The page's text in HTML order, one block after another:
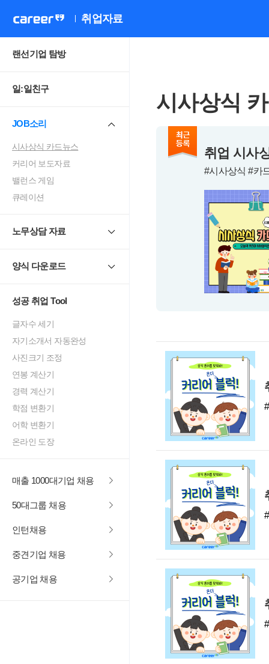
취업자료
랜선기업 탐방
일:일친구
JOB소리
시사상식 카드뉴스
커리어 보도자료
밸런스 게임
큐레이션
노무상담 자료
양식 다운로드
성공 취업 Tool
글자수 세기
자기소개서 자동완성
사진크기 조정
연봉 계산기
경력 계산기
학점 변환기
어학 변환기
온라인 도장
매출 1000대기업 채용
50대그룹 채용
인턴채용
중견기업 채용
공기업 채용
시사상식
취업 시사
#시사상식 #카